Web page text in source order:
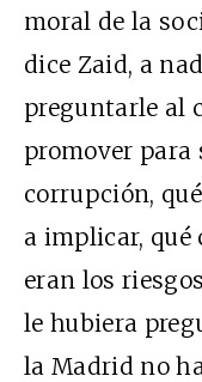
moral de la
dice Zaid, a
preguntarle al
promover para
corrupción,
a implicar, qué
eran los
le hubiera
la Madrid no